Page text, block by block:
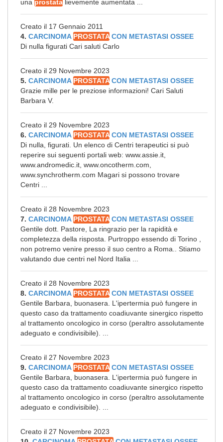
una prostata lievemente aumentata ...
Creato il 17 Gennaio 2011
4. CARCINOMA PROSTATA CON METASTASI OSSEE
Di nulla figurati Cari saluti Carlo
Creato il 29 Novembre 2023
5. CARCINOMA PROSTATA CON METASTASI OSSEE
Grazie mille per le preziose informazioni! Cari Saluti
Barbara V.
Creato il 29 Novembre 2023
6. CARCINOMA PROSTATA CON METASTASI OSSEE
Di nulla, figurati. Un elenco di Centri terapeutici si può
reperire sui seguenti portali web: www.assie.it,
www.andromedic.it, www.oncotherm.com,
www.synchrotherm.com Magari si possono trovare
Centri ...
Creato il 28 Novembre 2023
7. CARCINOMA PROSTATA CON METASTASI OSSEE
Gentile dott. Pastore, La ringrazio per la rapidità e
completezza della risposta. Purtroppo essendo di Torino ,
non potremo venire presso il suo centro a Roma.. Stiamo
valutando due centri nel Nord Italia ...
Creato il 28 Novembre 2023
8. CARCINOMA PROSTATA CON METASTASI OSSEE
Gentile Barbara, buonasera. L'ipertermia può fungere in
questo caso da trattamento coadiuvante sinergico rispetto
al trattamento oncologico in corso (peraltro assolutamente
adeguato e condivisibile). ...
Creato il 27 Novembre 2023
9. CARCINOMA PROSTATA CON METASTASI OSSEE
Gentile Barbara, buonasera. L'ipertermia può fungere in
questo caso da trattamento coadiuvante sinergico rispetto
al trattamento oncologico in corso (peraltro assolutamente
adeguato e condivisibile). ...
Creato il 27 Novembre 2023